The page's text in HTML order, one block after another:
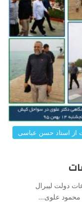
از استاد حسن عباسی
دولت لیبرال
محمود علوی…